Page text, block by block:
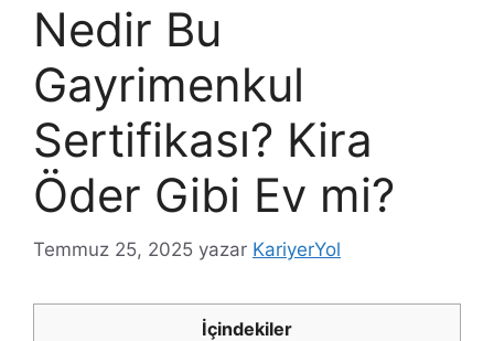
Nedir Bu
Gayrimenkul
Sertifikası? Kira
Öder Gibi Ev mi?
Temmuz 25, 2025 yazar KariyerYol
İçindekiler